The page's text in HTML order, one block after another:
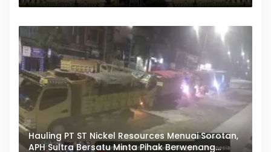
Hauling PT ST Nickel Resources Menuai Sorotan,
APH Sultra Bersatu Minta Pihak Berwenang